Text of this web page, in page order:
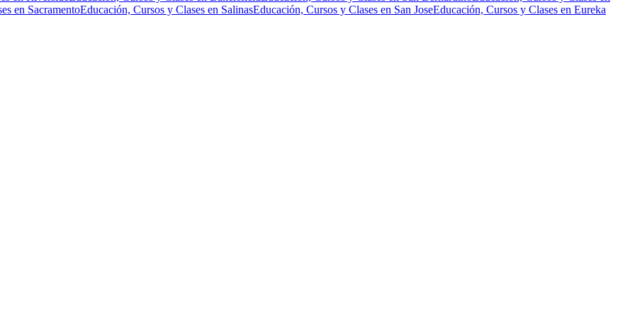
en SacramentoEducación, Cursos y Clases en SalinasEducación, Cursos y Clases en San JoseEducación, Cursos y Clases en Eureka